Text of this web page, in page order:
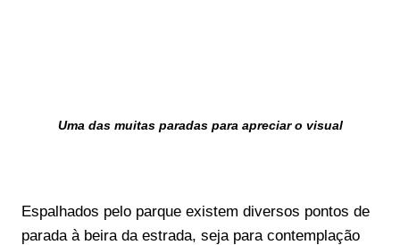
Uma das muitas paradas para apreciar o visual
Espalhados pelo parque existem diversos pontos de
parada à beira da estrada, seja para contemplação